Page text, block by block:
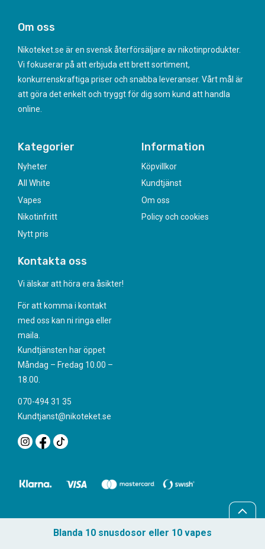
Om oss
Nikoteket.se är en svensk återförsäljare av nikotinprodukter.
Vi fokuserar på att erbjuda ett brett sortiment,
konkurrenskraftiga priser och snabba leveranser. Vårt mål är
att göra det enkelt och tryggt för dig som kund att handla
online.
Kategorier
Nyheter
All White
Vapes
Nikotinfritt
Nytt pris
Information
Köpvillkor
Kundtjänst
Om oss
Policy och cookies
Kontakta oss
Vi älskar att höra era åsikter!
För att komma i kontakt
med oss kan ni ringa eller
maila.
Kundtjänsten har öppet
Måndag – Fredag 10.00 –
18.00.
070-494 31 35
Kundtjanst@nikoteket.se
Blanda 10 snusdosor eller 10 vapes